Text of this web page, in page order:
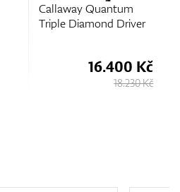
Callaway Quantum
Max Driver
15.500 Kč
17.230 Kč